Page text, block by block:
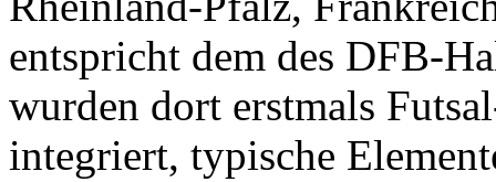
entspricht dem des DFB-
wurden dort erstmals
integriert, typische